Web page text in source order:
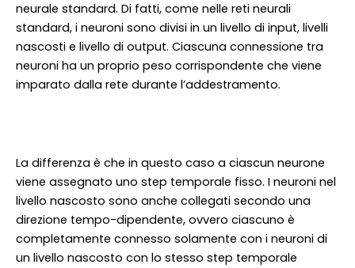
neurale standard. Di fatti, come nelle reti neurali
standard, i neuroni sono divisi in un livello di input, livelli
nascosti e livello di output. Ciascuna connessione tra
neuroni ha un proprio peso corrispondente che viene
imparato dalla rete durante l’addestramento.
La differenza è che in questo caso a ciascun neurone
viene assegnato uno step temporale fisso. I neuroni nel
livello nascosto sono anche collegati secondo una
direzione tempo-dipendente, ovvero ciascuno è
completamente connesso solamente con i neuroni di
un livello nascosto con lo stesso step temporale